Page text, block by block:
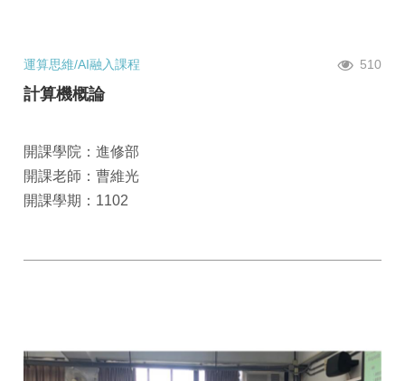
運算思維/AI融入課程 510
計算機概論
開課學院：進修部
開課老師：曹維光
開課學期：1102